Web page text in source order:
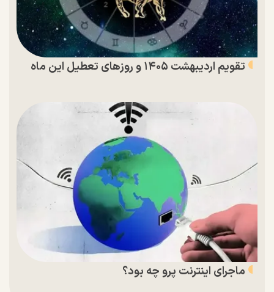
تقویم اردیبهشت ۱۴۰۵ و روز‌های تعطیل این ماه
ماجرای اینترنت پرو چه بود؟